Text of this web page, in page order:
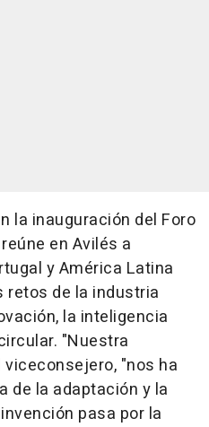
la inauguración del Foro
en Avilés a
y América Latina
retos de la industria
la inteligencia
"Nuestra
"nos ha
de la adaptación y la
pasa por la